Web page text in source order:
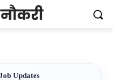
Updates